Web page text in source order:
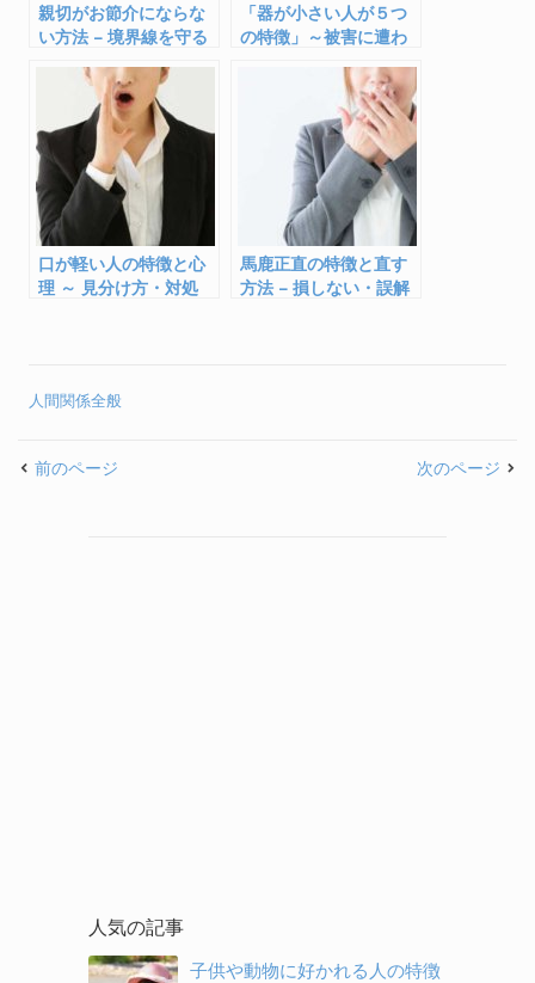
親切がお節介にならな
い方法 – 境界線を守る
「器が小さい人が５つ
の特徴」～被害に遭わ
口が軽い人の特徴と心
理 ～ 見分け方・対処
馬鹿正直の特徴と直す
方法 – 損しない・誤解
人間関係全般
前のページ 次のページ
人気の記事
子供や動物に好かれる人の特徴